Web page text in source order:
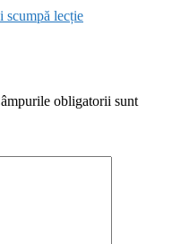
scumpă lecție
obligatorii sunt